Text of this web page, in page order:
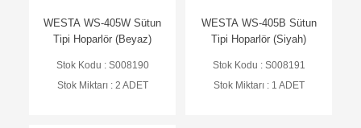
WESTA WS-405W Sütun
Tipi Hoparlör (Beyaz)
Stok Kodu : S008190
Stok Miktarı : 2 ADET
WESTA WS-405B Sütun
Tipi Hoparlör (Siyah)
Stok Kodu : S008191
Stok Miktarı : 1 ADET